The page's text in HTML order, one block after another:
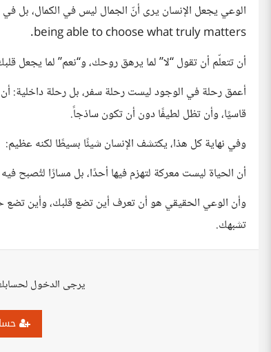
being able to choose what truly matters.
أن تتعلّم أن تقول “لا” لما يرهق روحك، و“نعم” لما يجعل
أعمق رحلة في الوجود ليست رحلة سفر، بل رحلة داخلية:
قاسيًا، وأن تظل لطيفًا دون أن تكون ساذجاً.
وفي نهاية كل هذا، يكتشف الإنسان شيئًا بسيطًا لكنه عظيم:
أن الحياة ليست معركة لتهزم فيها أحدًا، بل مسارًا
وأن الوعي الحقيقي هو أن تعرف أين تضع قلبك، وأين
تشبهك.
يرجى الدخول